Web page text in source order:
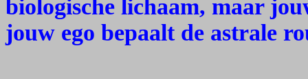
biologische lichaam, maar
jouw ego bepaalt de astrale